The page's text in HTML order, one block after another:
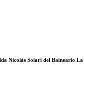
Nicolás Solari del Balneario La